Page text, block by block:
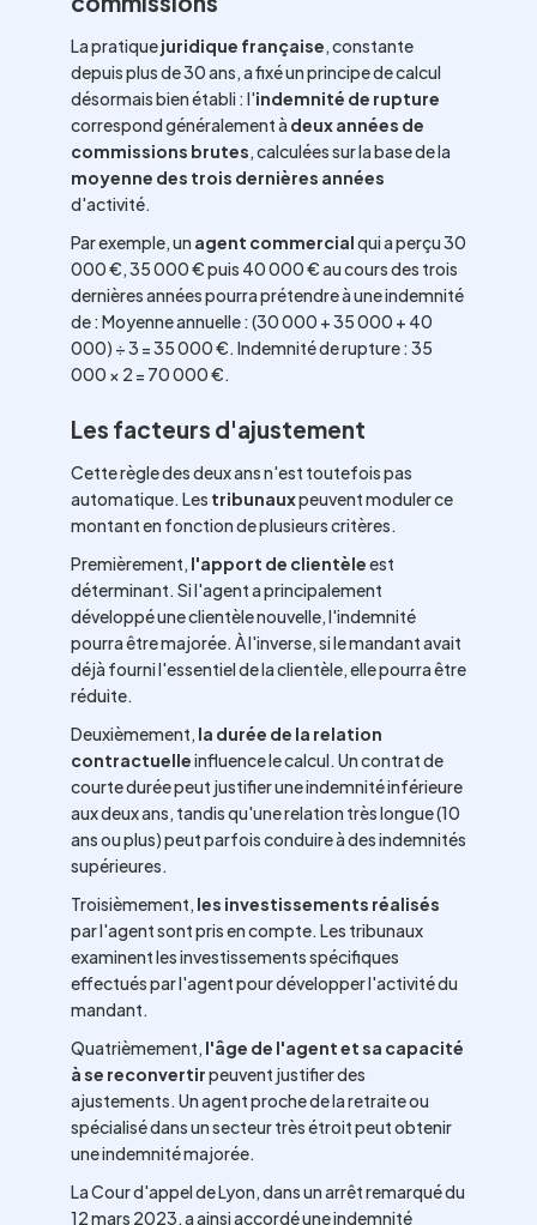
La pratiquejuridique française, constante
depuis plus de 30 ans, a fixé un principe de calcul
désormais bien établi : l'indemnité de rupture
correspond généralement à deux années de
commissions brutes, calculées sur la base de la
moyenne des trois dernières années
d'activité.
Par exemple, un agent commercialqui a perçu 30
000 €, 35 000 € puis 40 000 € au cours des trois
dernières années pourra prétendre à une indemnité
de : Moyenne annuelle : (30 000 + 35 000 + 40
000) ÷ 3 = 35 000 €. Indemnité de rupture : 35
000 × 2 = 70 000 €.
Les facteurs d'ajustement
Cette règle des deux ans n'est toutefois pas
automatique. Les tribunauxpeuvent moduler ce
montant en fonction de plusieurs critères.
Premièrement, l'apport de clientèleest
déterminant. Si l'agent a principalement
développé une clientèle nouvelle, l'indemnité
pourra être majorée. À l'inverse, si le mandant avait
déjà fourni l'essentiel de la clientèle, elle pourra être
réduite.
Deuxièmement, la durée de la relation
contractuelleinfluence le calcul. Un contrat de
courte durée peut justifier une indemnité inférieure
aux deux ans, tandis qu'une relation très longue (10
ans ou plus) peut parfois conduire à des indemnités
supérieures.
Troisièmement, les investissements réalisés
par l'agent sont pris en compte. Les tribunaux
examinent les investissements spécifiques
effectués par l'agent pour développer l'activité du
mandant.
Quatrièmement, l'âge de l'agent et sa capacité
à se reconvertirpeuvent justifier des
ajustements. Un agent proche de la retraite ou
spécialisé dans un secteur très étroit peut obtenir
une indemnité majorée.
La Cour d'appel de Lyon, dans un arrêt remarqué du
12 mars 2023, a ainsi accordé une indemnité